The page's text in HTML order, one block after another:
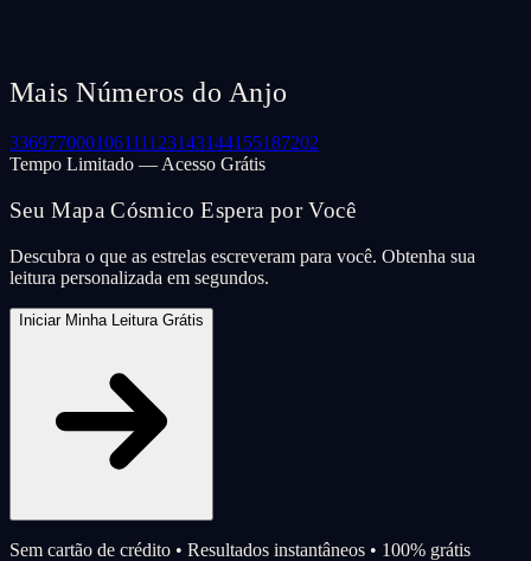
Mais Números do Anjo
336977000106111123143144155187202
Tempo Limitado — Acesso Grátis
Seu Mapa Cósmico Espera por Você
Descubra o que as estrelas escreveram para você. Obtenha sua
leitura personalizada em segundos.
Iniciar Minha Leitura Grátis
Sem cartão de crédito • Resultados instantâneos • 100% grátis